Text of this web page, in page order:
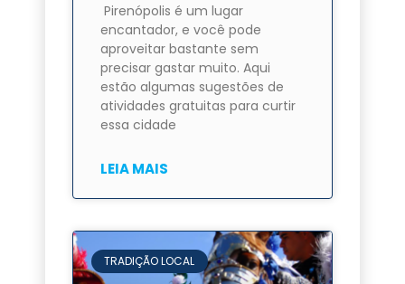
Pirenópolis é um lugar
encantador, e você pode
aproveitar bastante sem
precisar gastar muito. Aqui
estão algumas sugestões de
atividades gratuitas para curtir
essa cidade
LEIA MAIS
TRADIÇÃO LOCAL